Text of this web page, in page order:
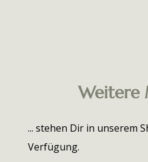
Weitere
... stehen Dir in unserem
Verfügung.